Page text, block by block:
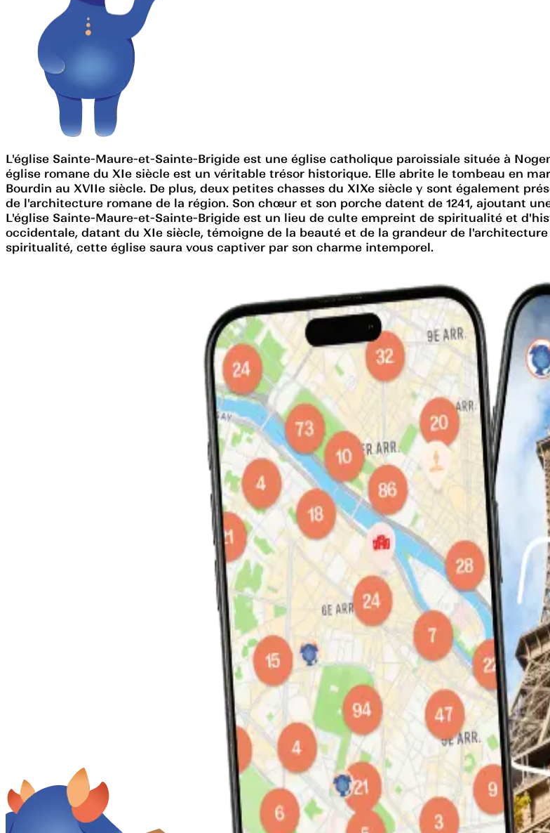
L'église Sainte-Maure-et-Sainte-Brigide est une église catholique paroissiale située à
église romane du XIe siècle est un véritable trésor historique. Elle abrite le tombeau en
Bourdin au XVIIe siècle. De plus, deux petites chasses du XIXe siècle y sont également
de l'architecture romane de la région. Son chœur et son porche datent de 1241, ajoutant
L'église Sainte-Maure-et-Sainte-Brigide est un lieu de culte empreint de spiritualité et
occidentale, datant du XIe siècle, témoigne de la beauté et de la grandeur de
spiritualité, cette église saura vous captiver par son charme intemporel.